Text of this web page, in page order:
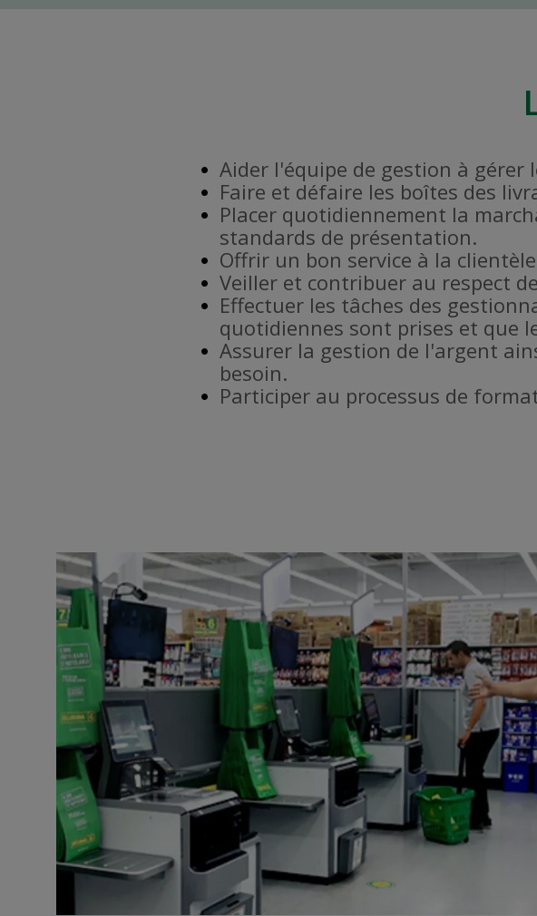
Aider l'équipe de gestion à gérer
Faire et défaire les boîtes des
Placer quotidiennement la
standards de présentation.
Offrir un bon service à la
Veiller et contribuer au respect
Effectuer les tâches des
quotidiennes sont prises et que
Assurer la gestion de l'argent
besoin.
Participer au processus de